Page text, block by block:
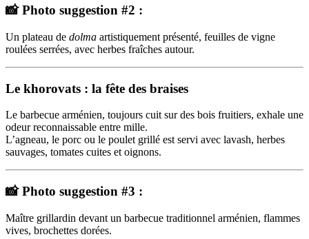
📸 Photo suggestion #2 :
Un plateau de dolma artistiquement présenté, feuilles de vigne
roulées serrées, avec herbes fraîches autour.
Le khorovats : la fête des braises
Le barbecue arménien, toujours cuit sur des bois fruitiers, exhale une
odeur reconnaissable entre mille.
L’agneau, le porc ou le poulet grillé est servi avec lavash, herbes
sauvages, tomates cuites et oignons.
📸 Photo suggestion #3 :
Maître grillardin devant un barbecue traditionnel arménien, flammes
vives, brochettes dorées.